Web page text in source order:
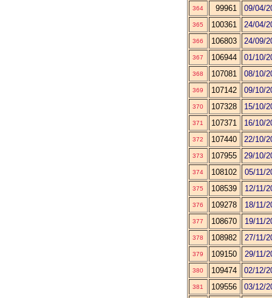
364 99961 09/04/
365 100361 24/04/
366 106803 24/09/
367 106944 01/10/
368 107081 08/10/
369 107142 09/10/
370 107328 15/10/
371 107371 16/10/
372 107440 22/10/
373 107955 29/10/
374 108102 05/11/
375 108539 12/11/
376 109278 18/11/
377 108670 19/11/
378 108982 27/11/
379 109150 29/11/
380 109474 02/12/
381 109556 03/12/